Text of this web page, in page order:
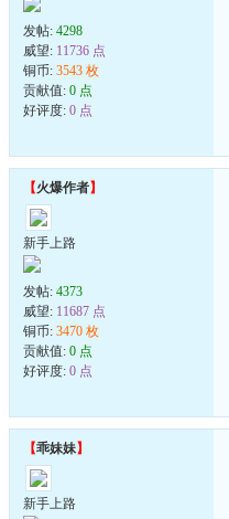
发帖: 4298
威望: 11736 点
铜币: 3543 枚
贡献值: 0 点
好评度: 0 点
【火爆作者】
新手上路
发帖: 4373
威望: 11687 点
铜币: 3470 枚
贡献值: 0 点
好评度: 0 点
【乖妹妹】
新手上路